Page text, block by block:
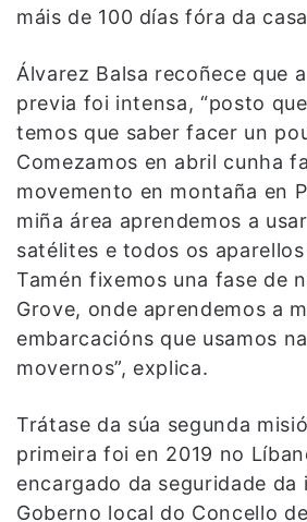
máis de 100 días fóra da
Álvarez Balsa recoñece que
previa foi intensa, “posto
temos que saber facer un
Comezamos en abril cunha
movemento en montaña en
miña área aprendemos a
satélites e todos os
Tamén fixemos una fase de
Grove, onde aprendemos a
embarcacións que usamos
movernos”, explica.
Trátase da súa segunda
primeira foi en 2019 no
encargado da seguridade da
Goberno local do Concello